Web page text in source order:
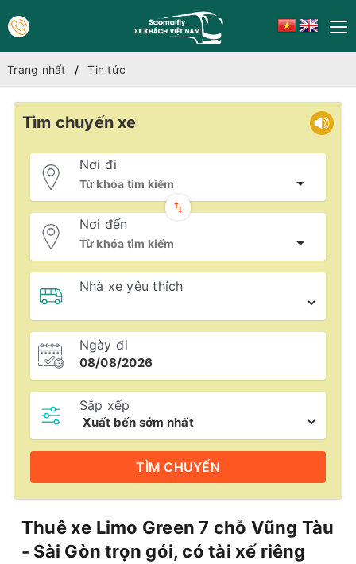
Trang nhất Tin tức
Tìm chuyến xe
Nơi đi
Nơi đến
Nhà xe yêu thích
Ngày đi
Sắp xếp
TÌM CHUYẾN
Thuê xe Limo Green 7 chỗ Vũng Tàu
- Sài Gòn trọn gói, có tài xế riêng